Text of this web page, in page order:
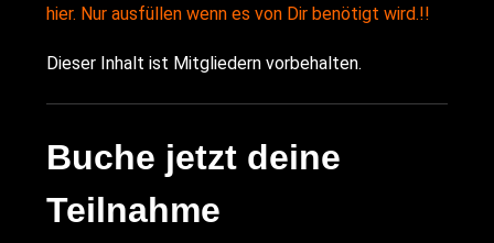
hier. Nur ausfüllen wenn es von Dir benötigt wird.!!
Dieser Inhalt ist Mitgliedern vorbehalten.
Buche jetzt deine
Teilnahme